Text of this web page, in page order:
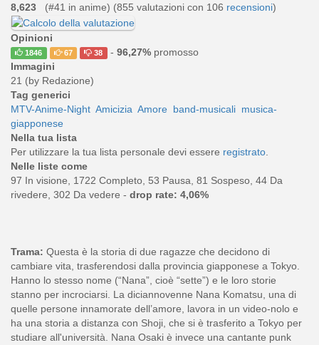
8,623
(#41 in anime) (855 valutazioni con 106 recensioni)
Opinioni
1846 67 38 - 96,27%promosso
Immagini
21 (by Redazione)
Tag generici
MTV-Anime-Night Amicizia Amore band-musicali musica-
giapponese
Nella tua lista
Per utilizzare la tua lista personale devi essere registrato
Nelle liste come
97 In visione, 1722 Completo, 53 Pausa, 81 Sospeso, 44 Da
rivedere, 302 Da vedere - drop rate: 4,06%
Trama: Questa è la storia di due ragazze che decidono di
cambiare vita, trasferendosi dalla provincia giapponese a Tokyo.
Hanno lo stesso nome (“Nana”, cioè “sette”) e le loro storie
stanno per incrociarsi. La diciannovenne Nana Komatsu, una di
quelle persone innamorate dell’amore, lavora in un video-nolo e
ha una storia a distanza con Shoji, che si è trasferito a Tokyo per
studiare all'università. Nana Osaki è invece una cantante punk